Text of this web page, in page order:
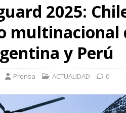
2025:
multinacional
y Perú
Prensa ACTUALIDAD 0